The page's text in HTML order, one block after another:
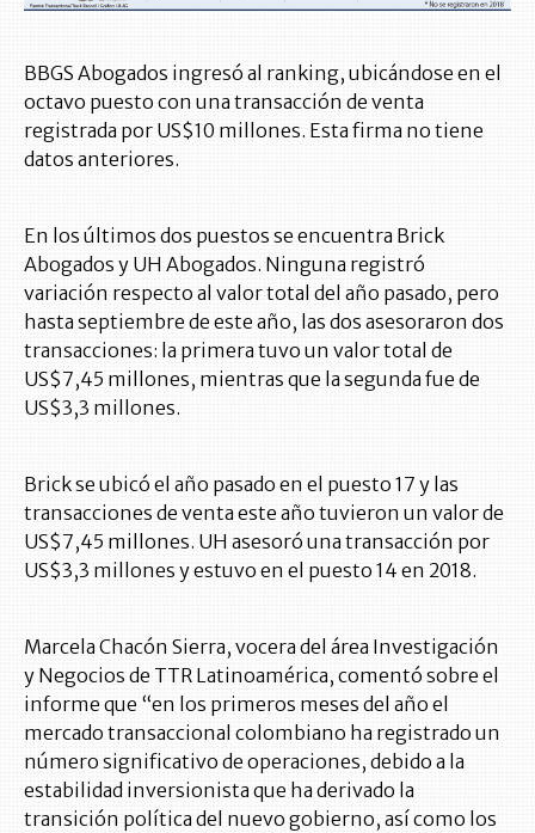
BBGS Abogados ingresó al ranking, ubicándose en el
octavo puesto con una transacción de venta
registrada por US$10 millones. Esta firma no tiene
datos anteriores.
En los últimos dos puestos se encuentra Brick
Abogados y UH Abogados. Ninguna registró
variación respecto al valor total del año pasado, pero
hasta septiembre de este año, las dos asesoraron dos
transacciones: la primera tuvo un valor total de
US$7,45 millones, mientras que la segunda fue de
US$3,3 millones.
Brick se ubicó el año pasado en el puesto 17 y las
transacciones de venta este año tuvieron un valor de
US$7,45 millones. UH asesoró una transacción por
US$3,3 millones y estuvo en el puesto 14 en 2018.
Marcela Chacón Sierra, vocera del área Investigación
y Negocios de TTR Latinoamérica, comentó sobre el
informe que “en los primeros meses del año el
mercado transaccional colombiano ha registrado un
número significativo de operaciones, debido a la
estabilidad inversionista que ha derivado la
transición política del nuevo gobierno, así como los